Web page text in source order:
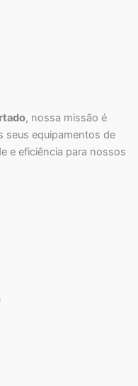
, nossa missão é
seus equipamentos de
e eficiência para nossos